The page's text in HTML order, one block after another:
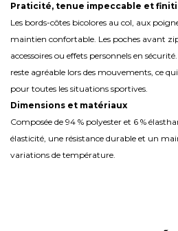
Praticité, tenue impeccable et
Les bords-côtes bicolores au col, aux
maintien confortable. Les poches avant
accessoires ou effets personnels en
reste agréable lors des mouvements, ce
pour toutes les situations sportives.
Dimensions et matériaux
Composée de 94 % polyester et 6 %
élasticité, une résistance durable et un
variations de température.